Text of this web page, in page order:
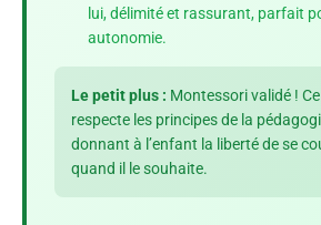
lui, délimité et rassurant, parfait
autonomie.
Le petit plus : Montessori validé !
respecte les principes de la
donnant à l’enfant la liberté de se
quand il le souhaite.